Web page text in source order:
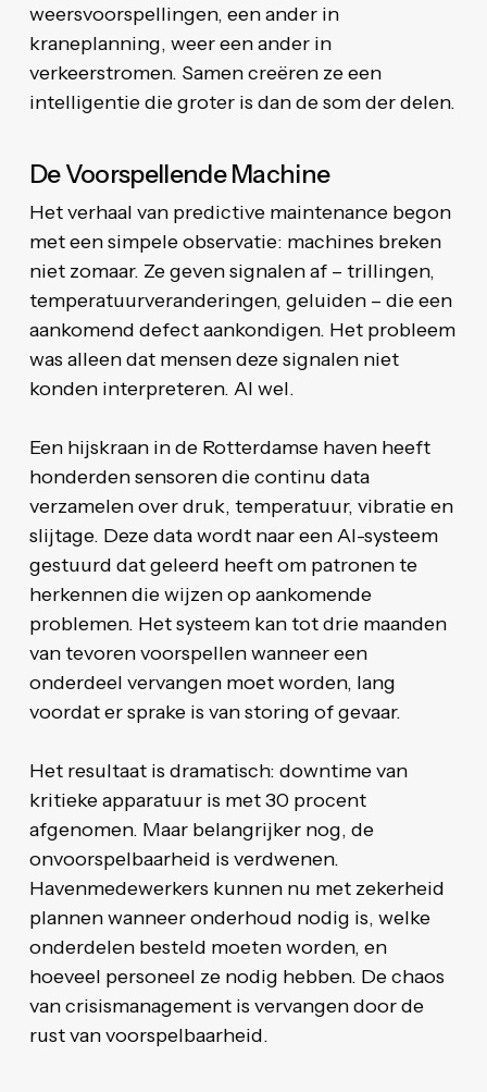
weersvoorspellingen, een ander in
kraneplanning, weer een ander in
verkeerstromen. Samen creëren ze een
intelligentie die groter is dan de som der delen.
De Voorspellende Machine
Het verhaal van predictive maintenance begon
met een simpele observatie: machines breken
niet zomaar. Ze geven signalen af – trillingen,
temperatuurveranderingen, geluiden – die een
aankomend defect aankondigen. Het probleem
was alleen dat mensen deze signalen niet
konden interpreteren. AI wel.
Een hijskraan in de Rotterdamse haven heeft
honderden sensoren die continu data
verzamelen over druk, temperatuur, vibratie en
slijtage. Deze data wordt naar een AI-systeem
gestuurd dat geleerd heeft om patronen te
herkennen die wijzen op aankomende
problemen. Het systeem kan tot drie maanden
van tevoren voorspellen wanneer een
onderdeel vervangen moet worden, lang
voordat er sprake is van storing of gevaar.
Het resultaat is dramatisch: downtime van
kritieke apparatuur is met 30 procent
afgenomen. Maar belangrijker nog, de
onvoorspelbaarheid is verdwenen.
Havenmedewerkers kunnen nu met zekerheid
plannen wanneer onderhoud nodig is, welke
onderdelen besteld moeten worden, en
hoeveel personeel ze nodig hebben. De chaos
van crisismanagement is vervangen door de
rust van voorspelbaarheid.